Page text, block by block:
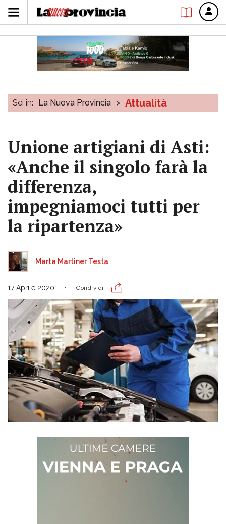
Sei in: La Nuova Provincia > Attualità
Unione artigiani di Asti:
«Anche il singolo farà la
differenza,
impegniamoci tutti per
la ripartenza»
Marta Martiner Testa
17 Aprile 2020 Condividi